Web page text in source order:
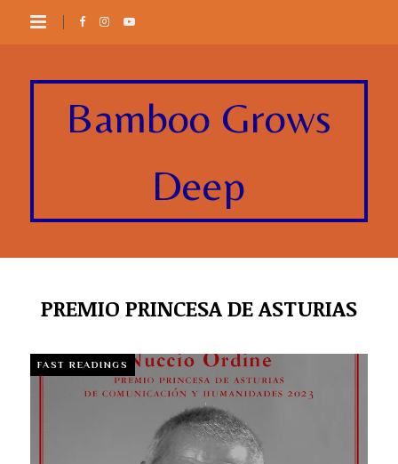
Bamboo Grows
Deep
PREMIO PRINCESA DE ASTURIAS
FAST READINGS